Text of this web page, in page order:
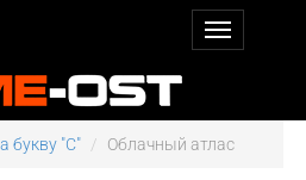
букву "C" Облачный атлас